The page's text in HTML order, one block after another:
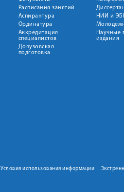
Расписания занятий
Аспирантура
Ординатура
Аккредитация
специалистов
Довузовская
подготовка
НИИ и
Научные
издания
Условия использования информации